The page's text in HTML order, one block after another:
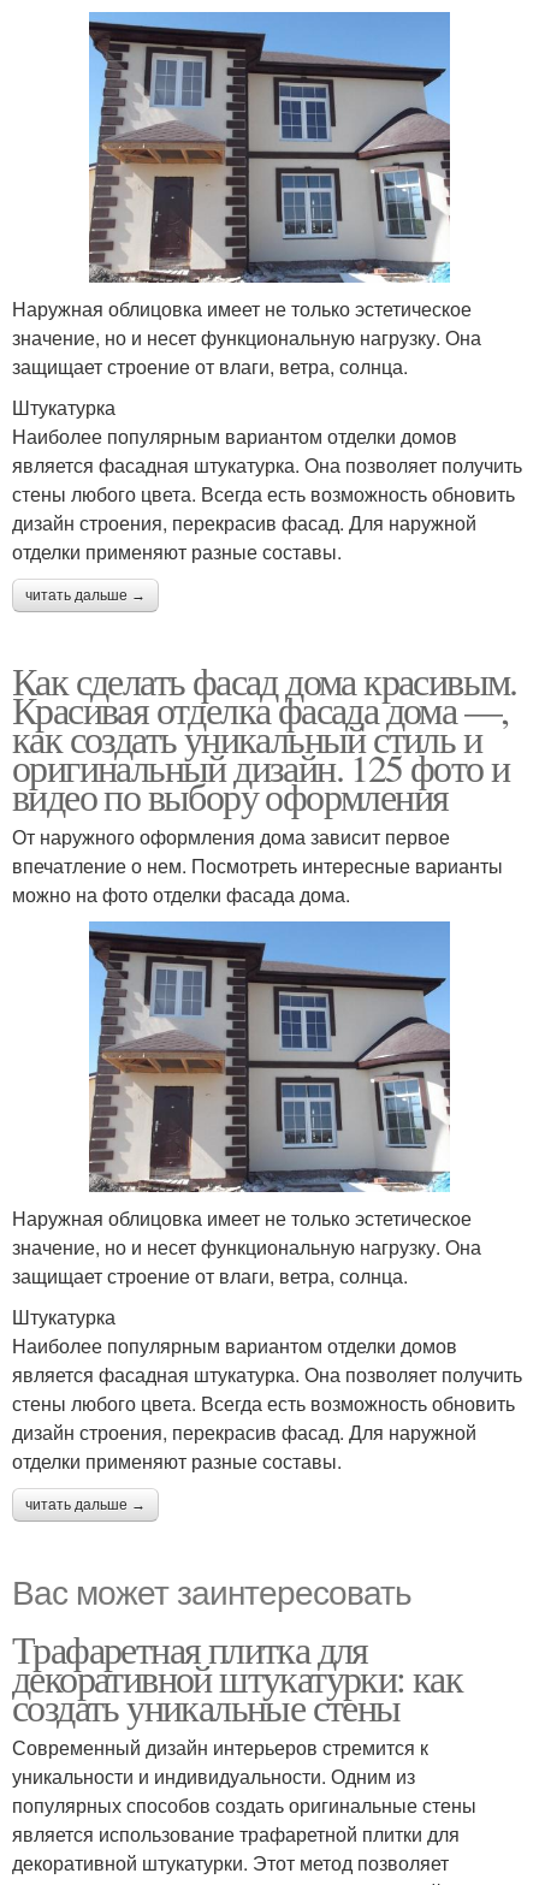
Наружная облицовка имеет не только эстетическое
значение, но и несет функциональную нагрузку. Она
защищает строение от влаги, ветра, солнца.
Штукатурка
Наиболее популярным вариантом отделки домов
является фасадная штукатурка. Она позволяет получить
стены любого цвета. Всегда есть возможность обновить
дизайн строения, перекрасив фасад. Для наружной
отделки применяют разные составы.
читать дальше →
Как сделать фасад дома красивым.
Красивая отделка фасада дома —,
как создать уникальный стиль и
оригинальный дизайн. 125 фото и
видео по выбору оформления
От наружного оформления дома зависит первое
впечатление о нем. Посмотреть интересные варианты
можно на фото отделки фасада дома.
Наружная облицовка имеет не только эстетическое
значение, но и несет функциональную нагрузку. Она
защищает строение от влаги, ветра, солнца.
Штукатурка
Наиболее популярным вариантом отделки домов
является фасадная штукатурка. Она позволяет получить
стены любого цвета. Всегда есть возможность обновить
дизайн строения, перекрасив фасад. Для наружной
отделки применяют разные составы.
читать дальше →
Вас может заинтересовать
Трафаретная плитка для
декоративной штукатурки: как
создать уникальные стены
Современный дизайн интерьеров стремится к
уникальности и индивидуальности. Одним из
популярных способов создать оригинальные стены
является использование трафаретной плитки для
декоративной штукатурки. Этот метод позволяет